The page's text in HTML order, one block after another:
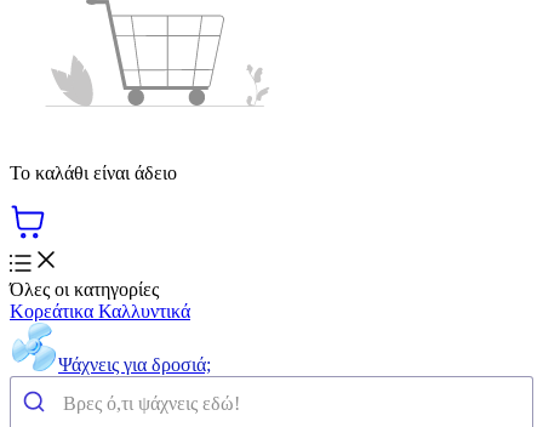
Το καλάθι είναι άδειο
Όλες οι κατηγορίες
Κορεάτικα Καλλυντικά
Ψάχνεις για δροσιά;